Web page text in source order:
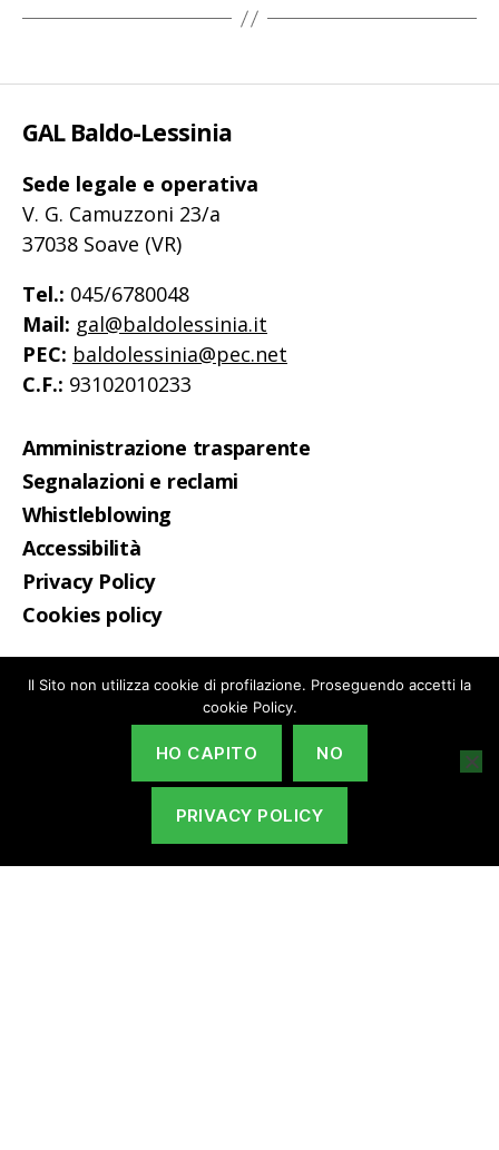
GAL Baldo-Lessinia
Sede legale e operativa
V. G. Camuzzoni 23/a
37038 Soave (VR)
Tel.: 045/6780048
Mail: gal@baldolessinia.it
PEC: baldolessinia@pec.net
C.F.: 93102010233
Amministrazione trasparente
Segnalazioni e reclami
Whistleblowing
Accessibilità
Privacy Policy
Cookies policy
INTERVENTO SRG05
Il Sito non utilizza cookie di profilazione. Proseguendo accetti la
cookie Policy.
HO CAPITO NO
PRIVACY POLICY